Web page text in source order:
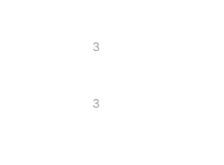
3
3